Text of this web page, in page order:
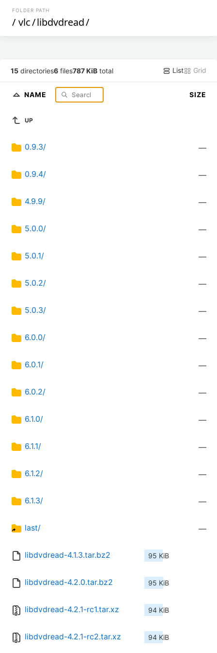
FOLDER PATH
/ vlc/libdvdread/
15 directories6 files787 KiB total List Grid
NAME SIZE
UP
0.9.3/ —
0.9.4/ —
4.9.9/ —
5.0.0/ —
5.0.1/ —
5.0.2/ —
5.0.3/ —
6.0.0/ —
6.0.1/ —
6.0.2/ —
6.1.0/ —
6.1.1/ —
6.1.2/ —
6.1.3/ —
last/ —
libdvdread-4.1.3.tar.bz2 95 KiB
libdvdread-4.2.0.tar.bz2 95 KiB
libdvdread-4.2.1-rc1.tar.xz 94 KiB
libdvdread-4.2.1-rc2.tar.xz 94 KiB